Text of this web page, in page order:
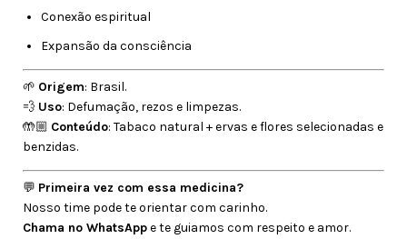
Conexão espiritual
Expansão da consciência
🌱 Origem: Brasil.
💨 Uso: Defumação, rezos e limpezas.
🤲🏼 Conteúdo: Tabaco natural + ervas e flores selecionadas e
benzidas.
💬 Primeira vez com essa medicina?
Nosso time pode te orientar com carinho.
Chama no WhatsAppe te guiamos com respeito e amor.